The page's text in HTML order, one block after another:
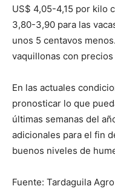
US$ 4,05-4,15 por kilo
3,80-3,90 para las
unos 5 centavos
vaquillonas con
En las actuales
pronosticar lo que
últimas semanas del
adicionales para el fin
buenos niveles de
Fuente: Tardaguila